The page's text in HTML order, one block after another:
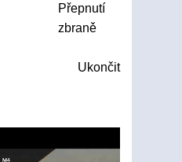
Přepnutí
zbraně
Ukončit